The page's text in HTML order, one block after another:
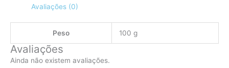
Avaliações (0)
Peso 100 g
Avaliações
Ainda não existem avaliações.